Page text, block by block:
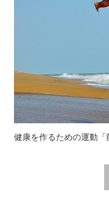
健康を作るための運動「